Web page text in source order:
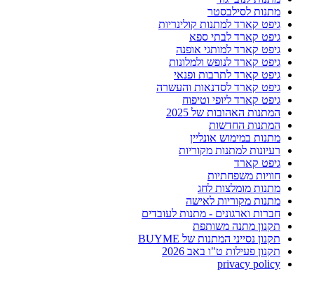
מתנות לסילבסטר
גיפט קארד למתנות קולינריות
גיפט קארד לבתי ספא
גיפט קארד למותגי אופנה
גיפט קארד לנופש ולמלונות
גיפט קארד לתרבות ופנאי
גיפט קארד לסדנאות והעשרה
גיפט קארד ליופי וטיפוח
המתנות האהובות של 2025
המתנות החדשות
מתנות במימוש אונליין
רעיונות למתנות מקוריות
גיפט קארד
חוויות משפחתיות
מתנות מומלצות לחג
מתנות מקוריות לאישה
חברות וארגונים - מתנות לעובדים
תקנון מתנה משותפת
תקנון נסייני המתנות של BUYME
תקנון פעילות ט"ו באב 2026
privacy policy